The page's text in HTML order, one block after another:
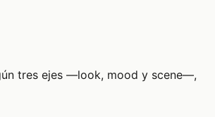
tres ejes —look, mood y scene—,